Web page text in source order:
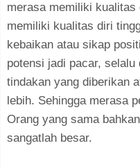
merasa memiliki
memiliki kualitas diri
kebaikan atau sikap
potensi jadi pacar,
tindakan yang diberikan
lebih. Sehingga merasa
Orang yang sama
sangatlah besar.